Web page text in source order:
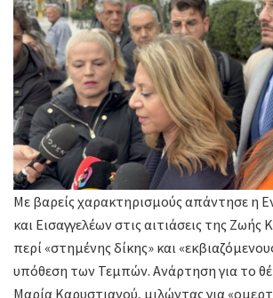
Με βαρείς χαρακτηρισμούς απάντησε η
και Εισαγγελέων στις αιτιάσεις της
περί «στημένης δίκης» και
υπόθεση των Τεμπών. Ανάρτηση για το
Μαρία Καρυστιανού, μιλώντας για